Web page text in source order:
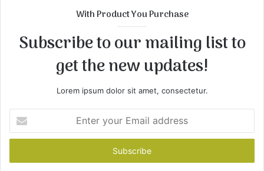
With Product You Purchase
Subscribe to our mailing list to
get the new updates!
Lorem ipsum dolor sit amet, consectetur.
t
r